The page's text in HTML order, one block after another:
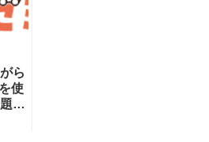
ら
使
が